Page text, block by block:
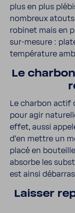
plus en plus
nombreux
robinet mais en
sur-​mesure :
tempé­ra­ture
Le
Le charbon actif
pour agir
effet, aussi
d’en mettre un
placé en
absorbe les
est ainsi
Laisser